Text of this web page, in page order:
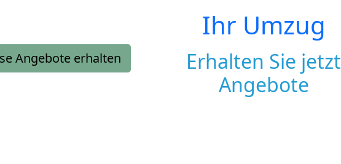
Angebote erhalten
Ihr Umzug
Erhalten Sie jetzt
Angebote